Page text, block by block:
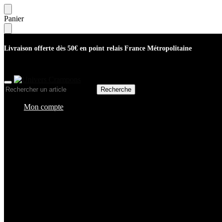
Skip
to
navigation
Skip
to
content
Panier
Livraison offerte dès 50€ en point relais France Métropolitaine
Recherche
Recherche
Mon compte